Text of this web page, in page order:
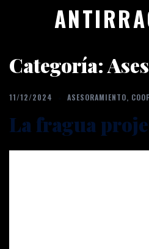
Categoría:
11/12/2024 ASESORAMIENTO,
La fragua